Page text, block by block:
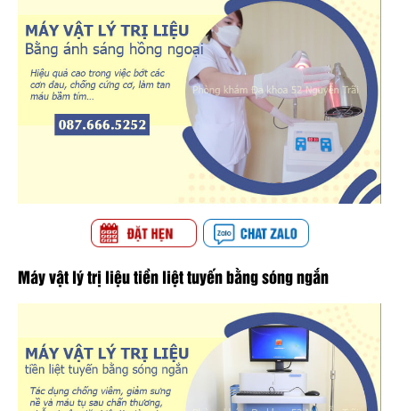
Máy vật lý trị liệu tiền liệt tuyến bằng sóng ngắn